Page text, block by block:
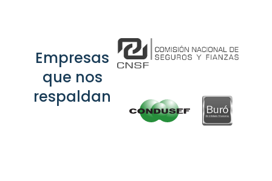
Empresas
que nos
respaldan